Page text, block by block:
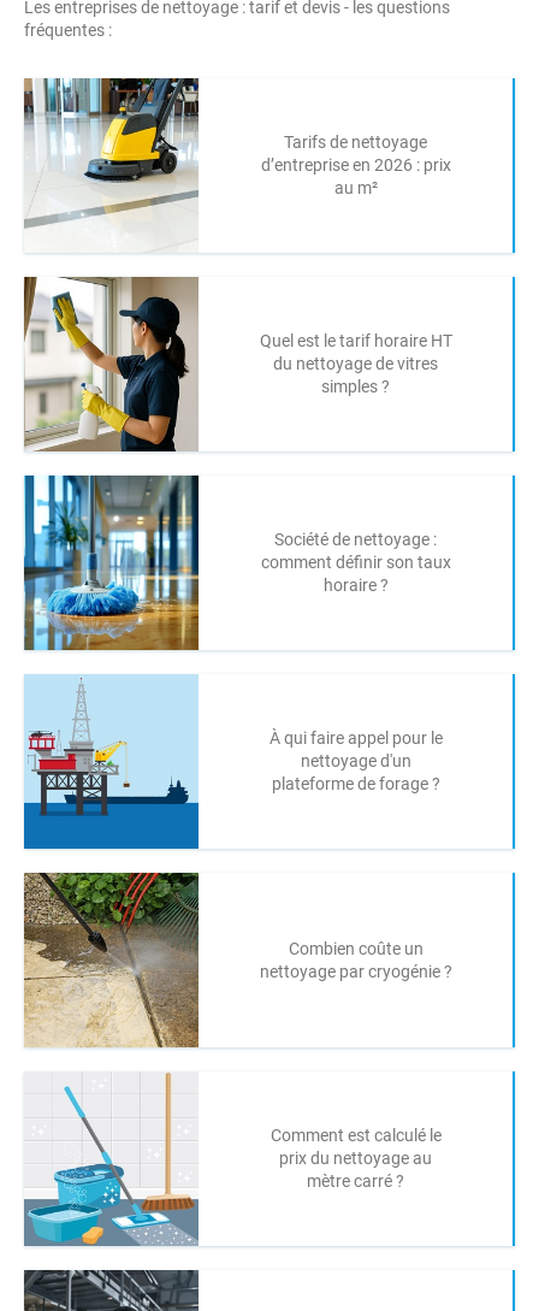
Les entreprises de nettoyage : tarif et devis - les questions
fréquentes :
Tarifs de nettoyage
d’entreprise en 2026 : prix
au m²
Quel est le tarif horaire HT
du nettoyage de vitres
simples ?
Société de nettoyage :
comment définir son taux
horaire ?
À qui faire appel pour le
nettoyage d'un
plateforme de forage ?
Combien coûte un
nettoyage par cryogénie ?
Comment est calculé le
prix du nettoyage au
mètre carré ?